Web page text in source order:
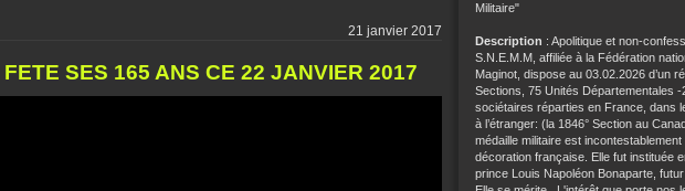
21 janvier 2017
SES 165 ANS CE 22 JANVIER 2017
Militaire"
Description : Apolitique et non-
S.N.E.M.M, affiliée à la Fédération
Maginot, dispose au 03.02.2026 d’un
Sections, 75 Unités Départementales -
sociétaires réparties en France, dans
à l’étranger: (la 1846° Section au
médaille militaire est incontestablement
décoration française. Elle fut instituée
prince Louis Napoléon Bonaparte, futur